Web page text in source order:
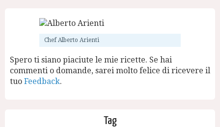
Chef Alberto Arienti
Spero ti siano piaciute le mie ricette. Se hai
commenti o domande, sarei molto felice di ricevere il
tuo Feedback.
Tag